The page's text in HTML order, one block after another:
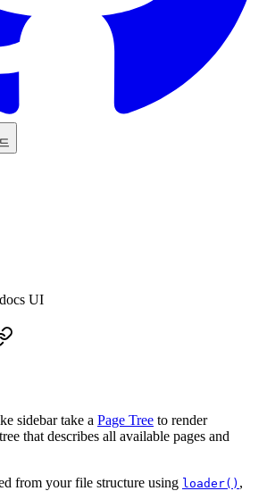
UI
sidebar take a Page Tree to render
that describes all available pages and
from your file structure using loader() ,